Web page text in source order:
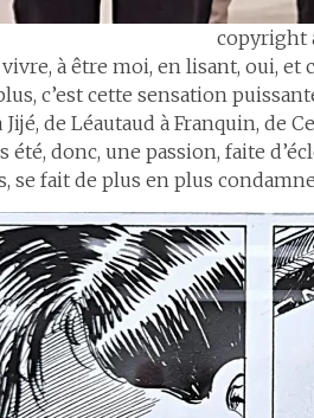
copyright
vivre, à être moi, en lisant, oui,
c’est cette sensation
de Léautaud à Franquin, de
été, donc, une passion, faite
se fait de plus en plus